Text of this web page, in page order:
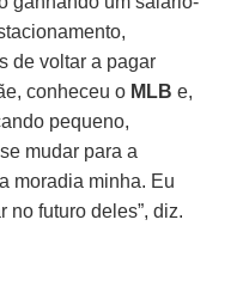
de voltar a pagar
conheceu o MLB e,
pequeno,
mudar para a
moradia minha. Eu
no futuro deles”, diz.